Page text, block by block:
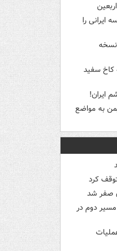
ایرانی را
کاخ سفید
ایران!
به مواضع
کرد
صفر شد
دوم در